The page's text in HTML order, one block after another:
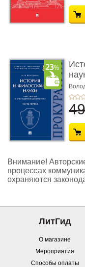
Внимание!
процессах
охраняются
ЛитГид
О магазине
Мероприятия
Способы оплаты